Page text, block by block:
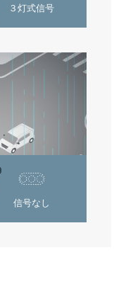
３灯式信号
信号なし